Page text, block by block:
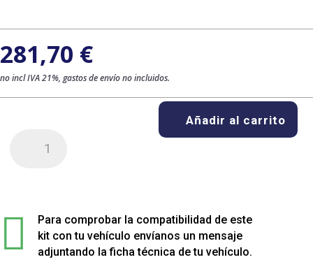
281,70 €
no incl IVA 21%, gastos de envío no incluidos.
rebajados
Toyota
Añadir al carrito

Para comprobar la compatibilidad de este
kit con tu vehículo envíanos un mensaje
adjuntando la ficha técnica de tu vehículo.